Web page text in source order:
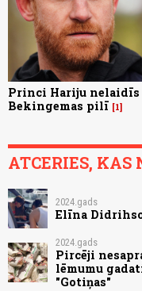
Princi Hariju nelaidīs
Bekingemas pilī 1
ATCERIES, KAS
2024.gads
Elīna
2024.gads
Pircēji
lēmumu
"Gotiņas"